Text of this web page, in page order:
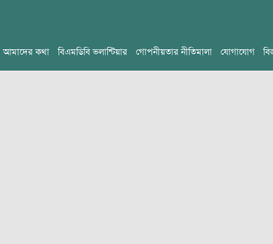
আমাদের কথা বিএমডিবি ভলান্টিয়ার গোপনীয়তার নীতিমালা যোগাযোগ